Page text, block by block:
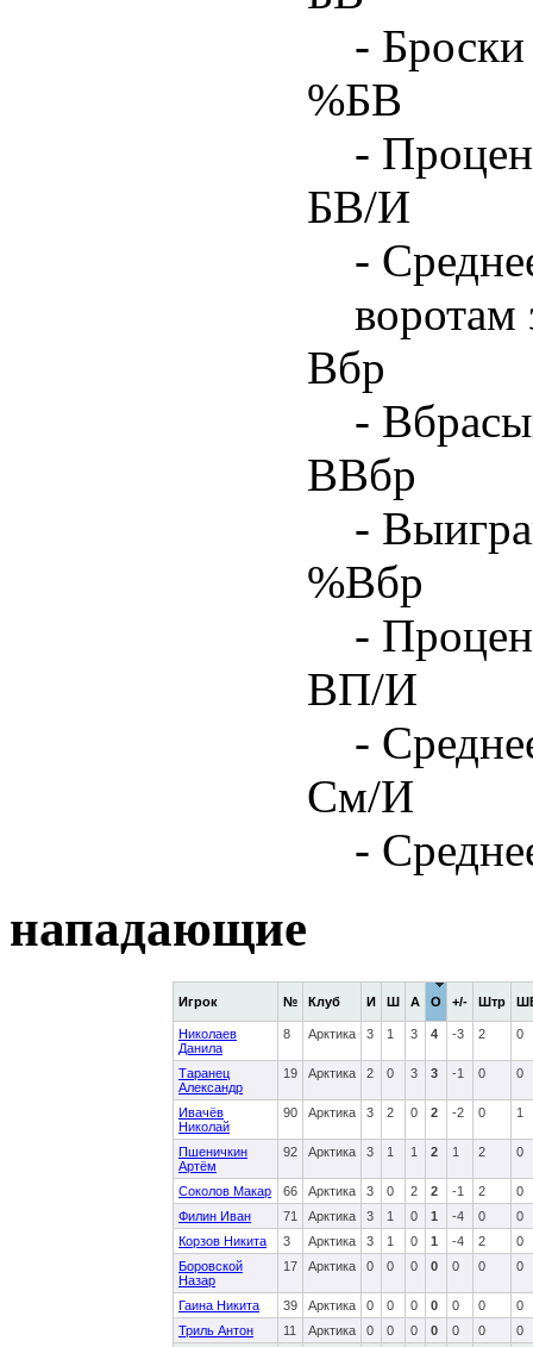
-
%БВ
-
БВ/И
-
воротам
Вбр
-
ВВбр
-
%Вбр
-
ВП/И
-
См/И
-
нападающие
Игрок № Клуб И Ш А О +/- Штр
Николаев
Данила
8 Арктика 3 1 3 4 -3 2 0
Таранец
Александр
19 Арктика 2 0 3 3 -1 0 0
Ивачёв
Николай
90 Арктика 3 2 0 2 -2 0 1
Пшеничкин
Артём
92 Арктика 3 1 1 2 1 2 0
Соколов Макар 66 Арктика 3 0 2 2 -1 2
0
Филин Иван
71 Арктика 3 1 0 1 -4 0
0
Корзов Никита
3 Арктика 3 1 0 1 -4 2
0
Боровской
Назар
17 Арктика 0 0 0 0 0 0 0
Гаина Никита 39 Арктика 0 0 0 0 0 0
0
Триль Антон
11 Арктика 0 0 0 0 0 0 0